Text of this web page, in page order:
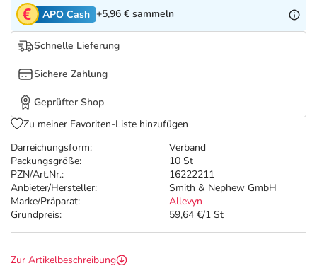
Tierapotheke
Vitamine & Mineralstoffe
Marken
Salus Deals
Darreichungsform:
Verband
Packungsgröße:
10 St
PZN/Art.Nr.:
16222211
Anbieter/Hersteller:
Smith & Nephew GmbH
Marke/Präparat:
Allevyn
Grundpreis:
59,64 €/1 St
APO Cash +5,96 € sammeln
Schnelle Lieferung
Sichere Zahlung
Geprüfter Shop
Zu meiner Favoriten-Liste hinzufügen
Zur Artikelbeschreibung